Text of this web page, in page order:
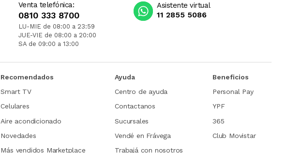
Venta telefónica:
0810 333 8700
LU-MIE de 08:00 a 23:59
JUE-VIE de 08:00 a 20:00
SA de 09:00 a 13:00
Asistente virtual
11 2855 5086
Recomendados
Smart TV
Celulares
Aire acondicionado
Novedades
Más vendidos Marketplace
Ayuda
Centro de ayuda
Contactanos
Sucursales
Vendé en Frávega
Trabajá con nosotros
Beneficios
Personal Pay
YPF
365
Club Movistar